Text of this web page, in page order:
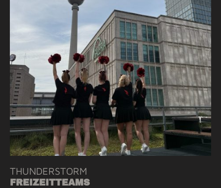
THUNDERSTORM
FREIZEITTEAMS